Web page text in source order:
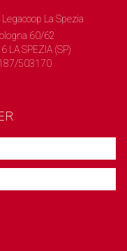
Legacoop La Spezia
60/62
LA SPEZIA (SP)
503170